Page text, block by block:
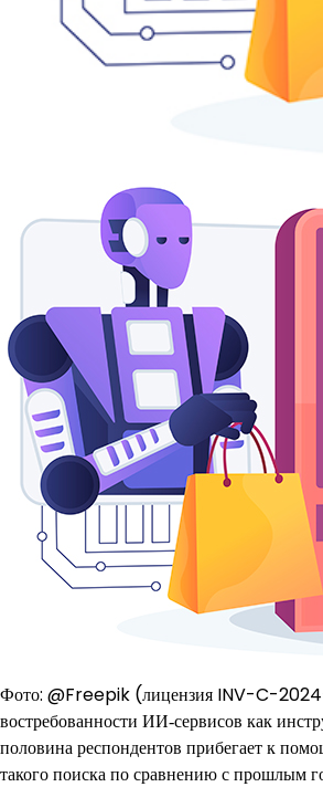
Фото: @Freepik (лицензия INV-C-
востребованности ИИ‑сервисов как
половина респондентов прибегает к
такого поиска по сравнению с прошлым